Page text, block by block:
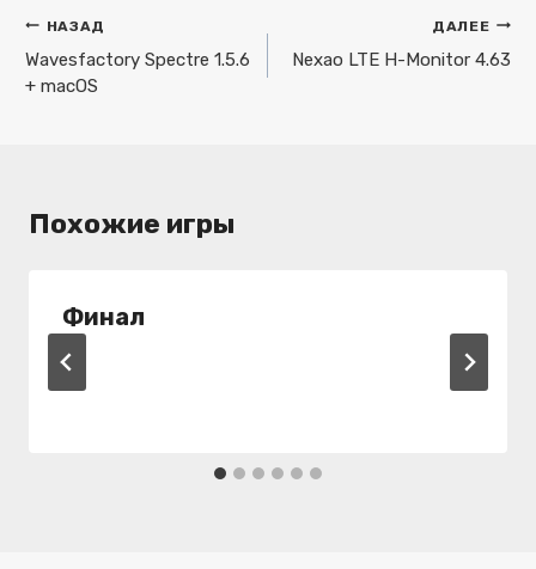
Навигация
по
записям
НАЗАД
Wavesfactory Spectre 1.5.6
+ macOS
ДАЛЕЕ
Nexao LTE H-Monitor 4.63
Похожие игры
Финал